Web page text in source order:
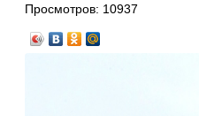
Просмотров: 10937